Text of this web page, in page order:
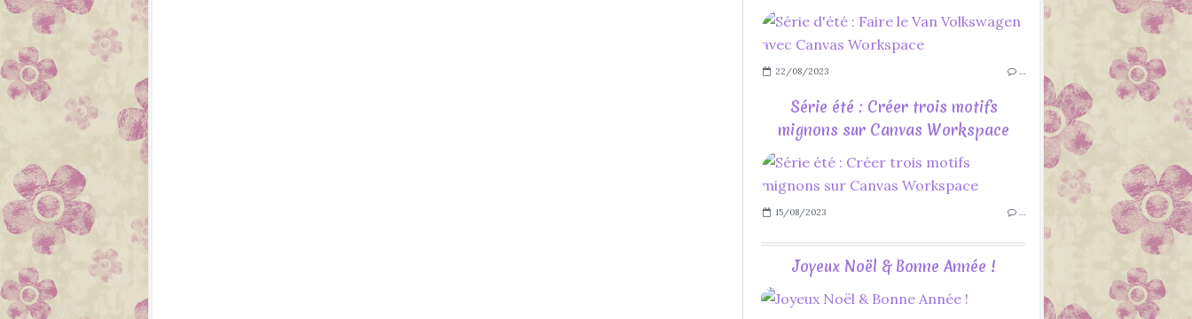
22/08/2023 …
Série été : Créer trois motifs
mignons sur Canvas Workspace
15/08/2023 …
Joyeux Noël & Bonne Année !